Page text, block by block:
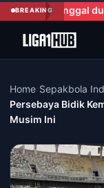
BREAKING
pada usia 68 tahun
Home Sepakbola
Persebaya Bidik
Musim Ini